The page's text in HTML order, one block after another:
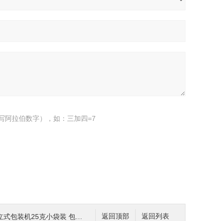
阿拉伯数字），如：三加四=7
返回列表
返回顶部
装机25克小袋装 包装设备